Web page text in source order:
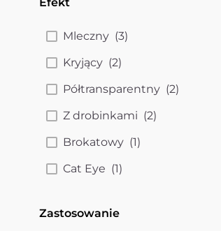
Mleczny (3products available
)
Kryjący (2products available
)
Półtransparentny (2)
Z drobinkami (2products
)
Brokatowy (1products
)
Cat Eye (1products available
)
Zastosowanie